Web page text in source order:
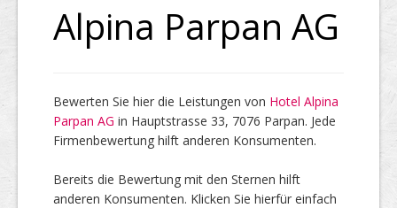
Preise
HELP Awards
Top Firmen
Alpina Parpan AG
Bewerten Sie hier die Leistungen von Hotel Alpina
Parpan AG in Hauptstrasse 33, 7076 Parpan. Jede
Firmenbewertung hilft anderen Konsumenten.
Bereits die Bewertung mit den Sternen hilft
anderen Konsumenten. Klicken Sie hierfür einfach